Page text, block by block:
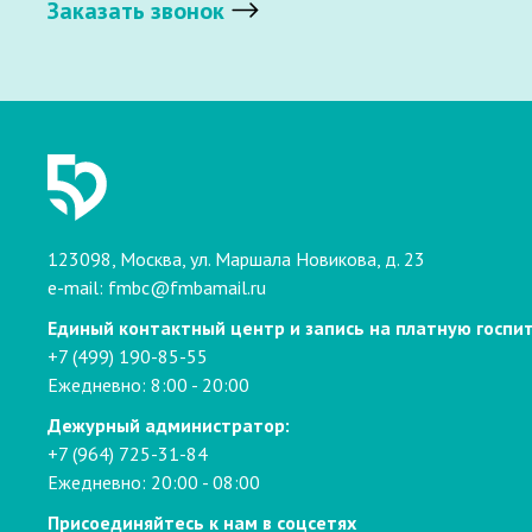
Заказать звонок
123098, Москва, ул. Маршала Новикова, д. 23
e-mail: fmbc@fmbamail.ru
Единый контактный центр и запись на платную
+7 (499) 190-85-55
Ежедневно: 8:00 - 20:00
Дежурный администратор:
+7 (964) 725-31-84
Ежедневно: 20:00 - 08:00
Присоединяйтесь к нам в соцсетях